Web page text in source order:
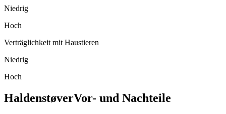
Niedrig
Hoch
Verträglichkeit mit Haustieren
Niedrig
Hoch
HaldenstøverVor- und Nachteile